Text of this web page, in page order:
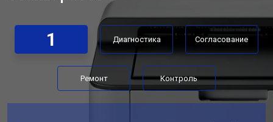
1 Диагностика Согласование
Ремонт Контроль